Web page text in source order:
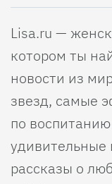
Lisa.ru —
котором ты
новости из
звезд, самые
по
удивительные
рассказы о